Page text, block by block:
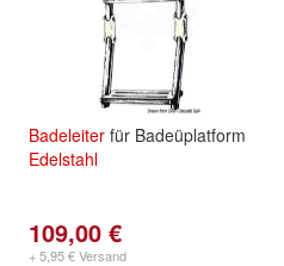
Badeleiter für Badeüplatform
Edelstahl
109,00 €
+ 5,95 € Versand